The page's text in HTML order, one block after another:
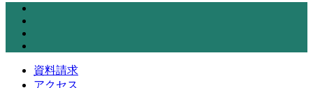
資料請求
アクセス